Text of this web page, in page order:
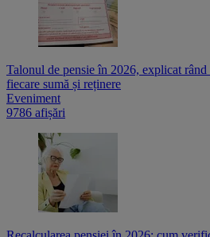
Talonul de pensie în 2026, explicat rând
fiecare sumă și reținere
Eveniment
9786 afișări